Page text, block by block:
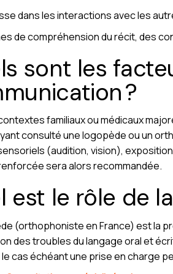
dans les interactions avec les
de compréhension du récit, des
sont les
?
familiaux ou médicaux
consulté une logopède ou un
(audition, vision),
sera alors recommandée.
est le rôle de
(orthophoniste en France) est la
des troubles du langage oral et
cas échéant une prise en charge